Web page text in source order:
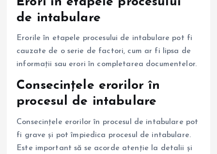
de intabulare
Erorile în etapele procesului de intabulare pot fi
cauzate de o serie de factori, cum ar fi lipsa de
informații sau erori în completarea documentelor.
Consecințele erorilor în
procesul de intabulare
Consecințele erorilor în procesul de intabulare pot
fi grave și pot împiedica procesul de intabulare.
Este important să se acorde atenție la detalii și